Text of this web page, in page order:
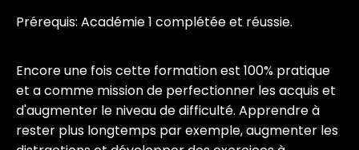
Prérequis: Académie 1 complétée et réussie.
Encore une fois cette formation est 100% pratique
et a comme mission de perfectionner les acquis et
d'augmenter le niveau de difficulté. Apprendre à
rester plus longtemps par exemple, augmenter les